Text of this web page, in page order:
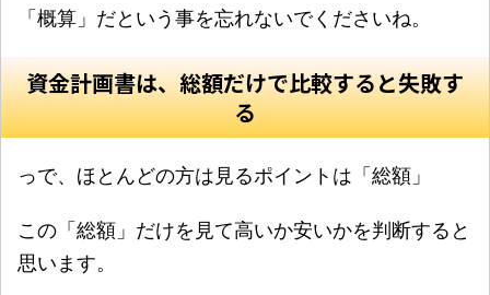
「概算」だという事を忘れないでくださいね。
資金計画書は、総額だけで比較すると失敗す
る
っで、ほとんどの方は見るポイントは「総額」
この「総額」だけを見て高いか安いかを判断すると
思います。